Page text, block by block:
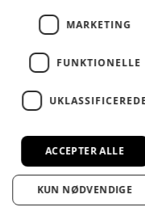
LÆG I KURV
over 499,00 kr.│Levering 1-3
│Byt eller returner
tilbyder landsdækkende
MARKETING
FUNKTIONELLE
ACCEPTER ALLE
KUN NØDVENDIGE